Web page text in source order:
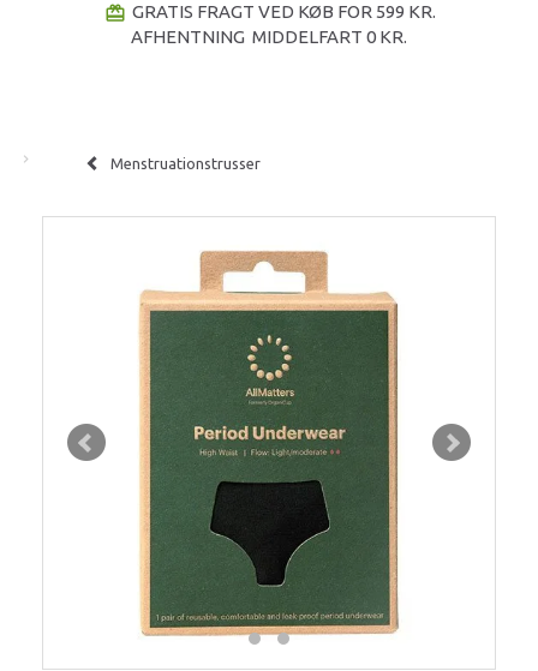
redeem GRATIS FRAGT VED KØB FOR 599 KR.
AFHENTNING MIDDELFART 0 KR.
Menstruationstrusser